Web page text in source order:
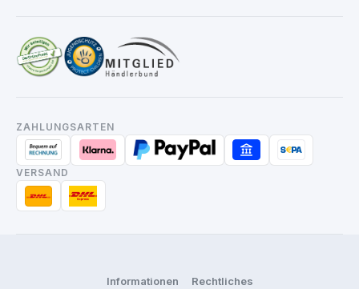
ZAHLUNGSARTEN
VERSAND
Informationen Rechtliches